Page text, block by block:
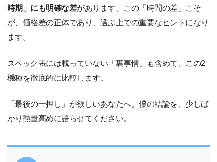
時期」にも明確な差があります。この「時間の差」こそ
が、価格差の正体であり、選ぶ上での重要なヒントになり
ます。
スペック表には載っていない「裏事情」も含めて、この2
機種を徹底的に比較します。
「最後の一押し」が欲しいあなたへ。僕の結論を、少しば
かり熱量高めに語らせてください。